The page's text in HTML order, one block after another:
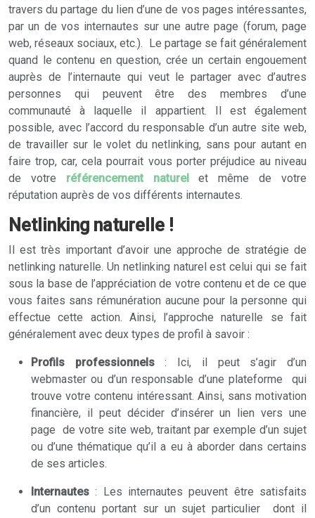
travers du partage du lien d’une de vos pages intéressantes,
par un de vos internautes sur une autre page (forum, page
web, réseaux sociaux, etc.). Le partage se fait généralement
quand le contenu en question, crée un certain engouement
auprès de l’internaute qui veut le partager avec d’autres
personnes qui peuvent être des membres d’une
communauté à laquelle il appartient. Il est également
possible, avec l’accord du responsable d’un autre site web,
de travailler sur le volet du netlinking, sans pour autant en
faire trop, car, cela pourrait vous porter préjudice au niveau
de votre référencement naturelet même de votre
réputation auprès de vos différents internautes.
Netlinking naturelle !
Il est très important d’avoir une approche de stratégie de
netlinking naturelle. Un netlinking naturel est celui qui se fait
sous la base de l’appréciation de votre contenu et de ce que
vous faites sans rémunération aucune pour la personne qui
effectue cette action. Ainsi, l’approche naturelle se fait
généralement avec deux types de profil à savoir :
Profils professionnels: Ici, il peut s’agir d’un
webmaster ou d’un responsable d’une plateforme qui
trouve votre contenu intéressant. Ainsi, sans motivation
financière, il peut décider d’insérer un lien vers une
page de votre site web, traitant par exemple d’un sujet
ou d’une thématique qu’il a eu à aborder dans certains
de ses articles.
Internautes: Les internautes peuvent être satisfaits
d’un contenu portant sur un sujet particulier dont il